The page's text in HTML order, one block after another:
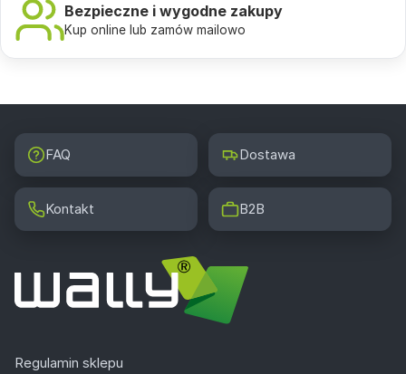
Bezpieczne i wygodne zakupy
Kup online lub zamów mailowo
FAQ Dostawa
Kontakt B2B
Regulamin sklepu